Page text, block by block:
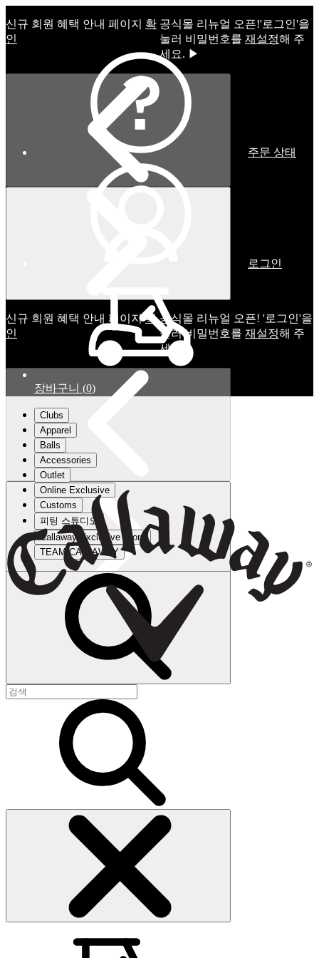
신규 회원 혜택 안내 페이지 확
인
공식몰 리뉴얼 오픈!ㅤ'로그인'을
눌러 비밀번호를 재설정해 주
세요. ▶
신규 회원 혜택 안내 페이지확
인
공식몰 리뉴얼 오픈! '로그인'을
눌러 비밀번호를 재설정해 주
세요.
주문 상태
로그인
장바구니 (0)
Clubs
Apparel
Balls
Accessories
Outlet
Online Exclusive
Customs
피팅 스튜디오
Callaway Exclusive Store
TEAM CALLAWAY